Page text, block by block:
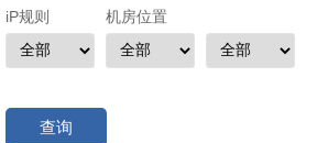
iP规则 机房位置
查询